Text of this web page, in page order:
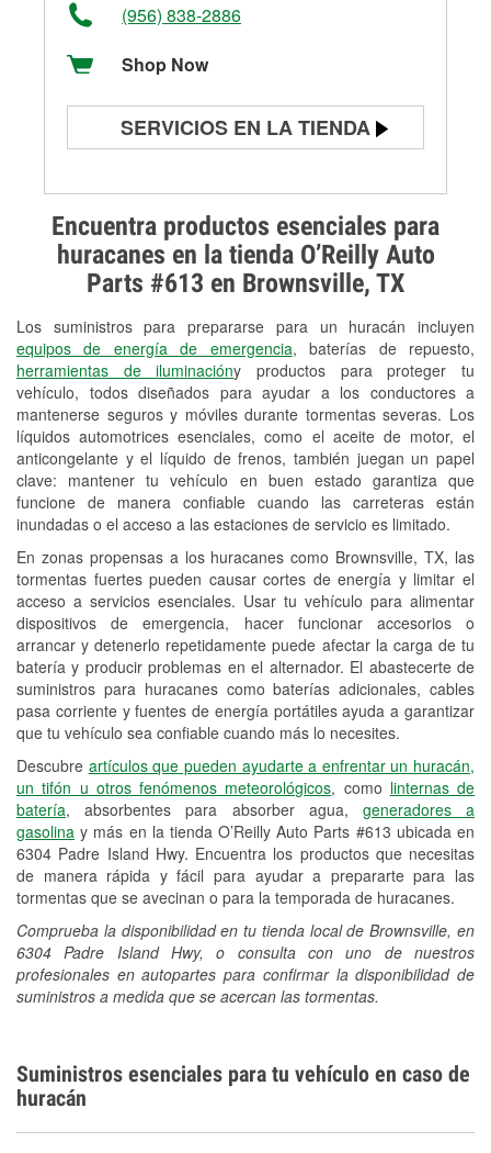
Encuentra productos esenciales para
huracanes en la tienda O’Reilly Auto
Parts #613 en Brownsville, TX
Los suministros para prepararse para un huracán incluyen
equipos de energía de emergencia, baterías de repuesto,
herramientas de iluminacióny productos para proteger tu
vehículo, todos diseñados para ayudar a los conductores a
mantenerse seguros y móviles durante tormentas severas. Los
líquidos automotrices esenciales, como el aceite de motor, el
anticongelante y el líquido de frenos, también juegan un papel
clave: mantener tu vehículo en buen estado garantiza que
funcione de manera confiable cuando las carreteras están
inundadas o el acceso a las estaciones de servicio es limitado.
En zonas propensas a los huracanes como Brownsville, TX, las
tormentas fuertes pueden causar cortes de energía y limitar el
acceso a servicios esenciales. Usar tu vehículo para alimentar
dispositivos de emergencia, hacer funcionar accesorios o
arrancar y detenerlo repetidamente puede afectar la carga de tu
batería y producir problemas en el alternador. El abastecerte de
suministros para huracanes como baterías adicionales, cables
pasa corriente y fuentes de energía portátiles ayuda a garantizar
que tu vehículo sea confiable cuando más lo necesites.
Descubre artículos que pueden ayudarte a enfrentar un huracán,
un tifón u otros fenómenos meteorológicos, como linternas de
batería, absorbentes para absorber agua, generadores a
gasolina y más en la tienda O’Reilly Auto Parts #613 ubicada en
6304 Padre Island Hwy. Encuentra los productos que necesitas
de manera rápida y fácil para ayudar a prepararte para las
tormentas que se avecinan o para la temporada de huracanes.
Comprueba la disponibilidad en tu tienda local de Brownsville, en
6304 Padre Island Hwy, o consulta con uno de nuestros
profesionales en autopartes para confirmar la disponibilidad de
suministros a medida que se acercan las tormentas.
(956) 838-2886
Shop Now
SERVICIOS EN LA TIENDA
Prueba de alternadores y
arrancadores
Revisión de la luz "Check Engine"
Reciclaje de baterías y aceite
Instalación de bombillas de faros
Instalación de limpiaparabrisas
Programa de Préstamo de
Herramientas
Rectificación de tambores y discos de
freno
Mangueras hidráulicas a la medida
Hurricane Supplies
Tornado Supplies
Conoce más
Idiomas adicionales
Español
Suministros esenciales para tu vehículo en caso de
huracán